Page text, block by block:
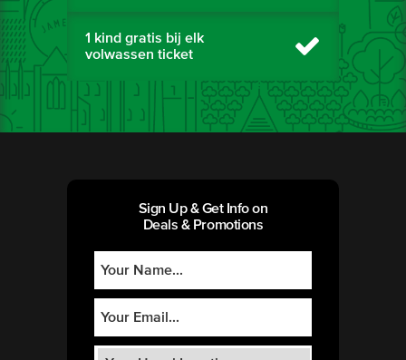
1 kind gratis bij elk
volwassen ticket
Sign Up & Get Info on
Deals & Promotions